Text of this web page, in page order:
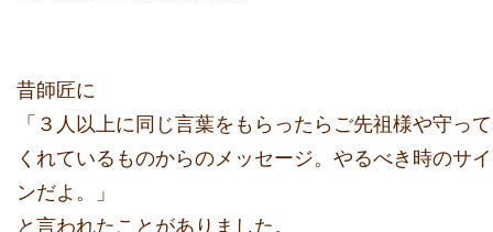
昔師匠に
「 ３人以上に同じ言葉をもらったらご先祖様や守って
くれているものからのメッセージ。やるべき時のサイ
ンだよ。」
と言われたことがありました。